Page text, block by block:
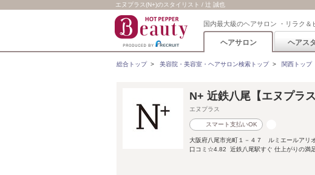
エヌプラス(N+)のスタイリスト / 辻 誠也
国内最大級のヘアサロン ・リラク
ヘアサロン ヘアス
総合トップ> 美容院・美容室・ヘアサロン検索トップ> 関西トップ
N+ 近鉄八尾【エヌプラス
エヌプラス
スマート支払いOK
大阪府八尾市光町１－４７ ルミエールアリ
口コミ☆4.82 近鉄八尾駅すぐ 仕上がりの満